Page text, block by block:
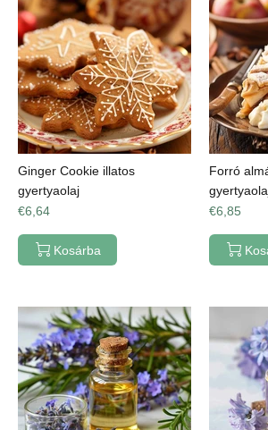
Ginger Cookie illatos
gyertyaolaj
€6,64
Kosárba
Forró
€6,85